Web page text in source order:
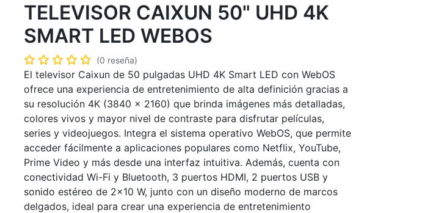
TELEVISOR CAIXUN 50" UHD 4K
SMART LED WEBOS
(0 reseña)
El televisor Caixun de 50 pulgadas UHD 4K Smart LED con WebOS
ofrece una experiencia de entretenimiento de alta definición gracias a
su resolución 4K (3840 × 2160) que brinda imágenes más detalladas,
colores vivos y mayor nivel de contraste para disfrutar películas,
series y videojuegos. Integra el sistema operativo WebOS, que permite
acceder fácilmente a aplicaciones populares como Netflix, YouTube,
Prime Video y más desde una interfaz intuitiva. Además, cuenta con
conectividad Wi-Fi y Bluetooth, 3 puertos HDMI, 2 puertos USB y
sonido estéreo de 2×10 W, junto con un diseño moderno de marcos
delgados, ideal para crear una experiencia de entretenimiento